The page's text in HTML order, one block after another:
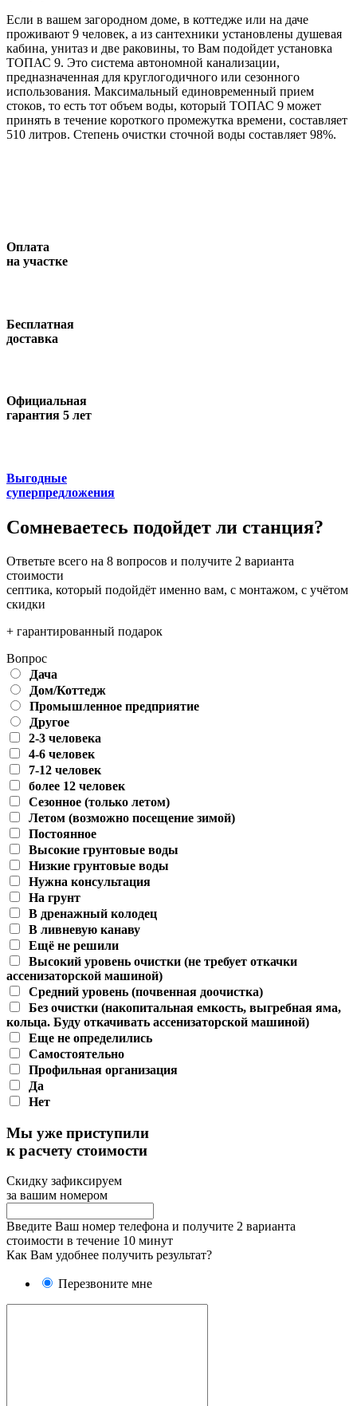
Если в вашем загородном доме, в коттедже или на даче
проживают 9 человек, а из сантехники установлены душевая
кабина, унитаз и две раковины, то Вам подойдет установка
ТОПАС 9. Это система автономной канализации,
предназначенная для круглогодичного или сезонного
использования. Максимальный единовременный прием
стоков, то есть тот объем воды, который ТОПАС 9 может
принять в течение короткого промежутка времени, составляет
510 литров. Степень очистки сточной воды составляет 98%.
Оплата
на участке
Бесплатная
доставка
Официальная
гарантия 5 лет
Выгодные
суперпредложения
Сомневаетесь подойдет ли станция?
Ответьте всего на 8 вопросов и получите 2 варианта
стоимости
септика, который подойдёт именно вам, с монтажом, с учётом
скидки
+ гарантированный подарок
Вопрос
Дача
Дом/Коттедж
Промышленное предприятие
Другое
2-3 человека
4-6 человек
7-12 человек
более 12 человек
Сезонное (только летом)
Летом (возможно посещение зимой)
Постоянное
Высокие грунтовые воды
Низкие грунтовые воды
Нужна консультация
На грунт
В дренажный колодец
В ливневую канаву
Ещё не решили
Высокий уровень очистки (не требует откачки
ассенизаторской машиной)
Средний уровень (почвенная доочистка)
Без очистки (накопитальная емкость, выгребная яма,
кольца. Буду откачивать ассенизаторской машиной)
Еще не определились
Самостоятельно
Профильная организация
Да
Нет
Мы уже приступили
к расчету стоимости
Скидку зафиксируем
за вашим номером
Введите Ваш номер телефона и получите 2 варианта
стоимости в течение 10 минут
Как Вам удобнее получить результат?
Перезвоните мне